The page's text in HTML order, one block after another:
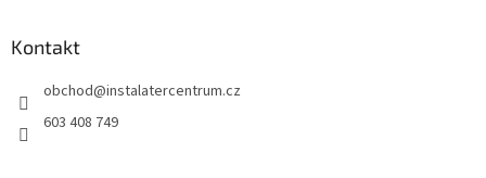
Kontakt
obchod@instalatercentrum.cz
603 408 749